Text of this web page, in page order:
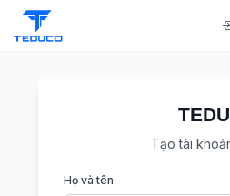
TEDU
Tạo tài
Họ và tên